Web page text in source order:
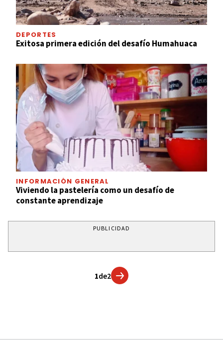
DEPORTES
Exitosa primera edición del desafío Humahuaca
INFORMACIÓN GENERAL
Viviendo la pastelería como un desafío de
constante aprendizaje
PUBLICIDAD
1de2